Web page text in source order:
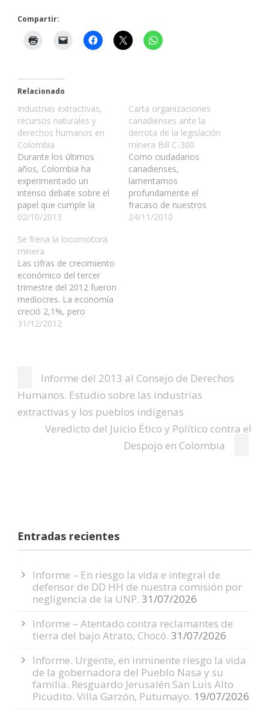
Compartir:
Relacionado
Industrias extractivas,
recursos naturales y
derechos humanos en
Colombia
Durante los últimos
años, Colombia ha
experimentado un
intenso debate sobre el
papel que cumple la
extracción minera en el
nacional. El país atraviesa
un periodo de auge de
las actividades
extractivas. En una
década casi se duplicó el
carbón explotado en el
país, pasando de
38.242…
02/10/2013
Carta organizaciones
canadienses ante la
derrota de la legislación
Como ciudadanos
canadienses,
lamentamos
profundamente el
fracaso de nuestros
miembros del
24/11/2010
Se frena la locomotora
minera
Las cifras de crecimiento
económico del tercer
trimestre del 2012 fueron
mediocres. La economía
creció 2,1%, pero
comparado con el
entrará una senda
contractiva de 3%. Todos
los alegres pronósticos
del Gobierno y del Banco
de la República se…
31/12/2012
Informe del 2013 al Consejo de Derechos
Humanos. Estudio sobre las industrias
extractivas y los pueblos indígenas
Veredicto del Juicio Ético y Político contra el
Despojo en Colombia
Entradas recientes
Informe – En riesgo la vida e integral de
defensor de DD HH de nuestra comisión por
negligencia de la UNP. 31/07/2026
Informe – Atentado contra reclamantes de
tierra del bajo Atrato, Chocó. 31/07/2026
Informe. Urgente, en inminente riesgo la vida
de la gobernadora del Pueblo Nasa y su
familia. Resguardo Jerusalén San Luis Alto
Picudito. Villa Garzón, Putumayo. 19/07/2026